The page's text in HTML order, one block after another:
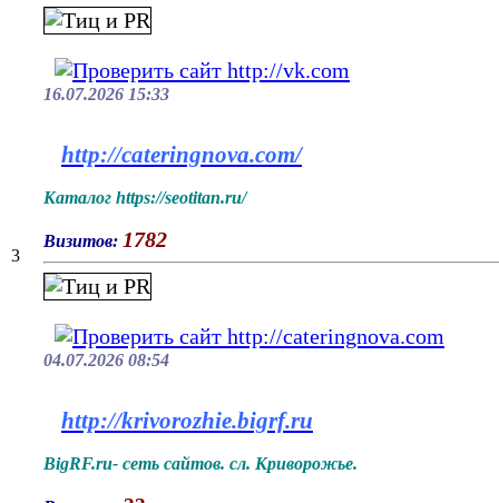
16.07.2026 15:33
3
http://cateringnova.com/
Каталог https://seotitan.ru/
Визитов: 1782
04.07.2026 08:54
http://krivorozhie.bigrf.ru
BigRF.ru- сеть сайтов. сл. Криворожье.